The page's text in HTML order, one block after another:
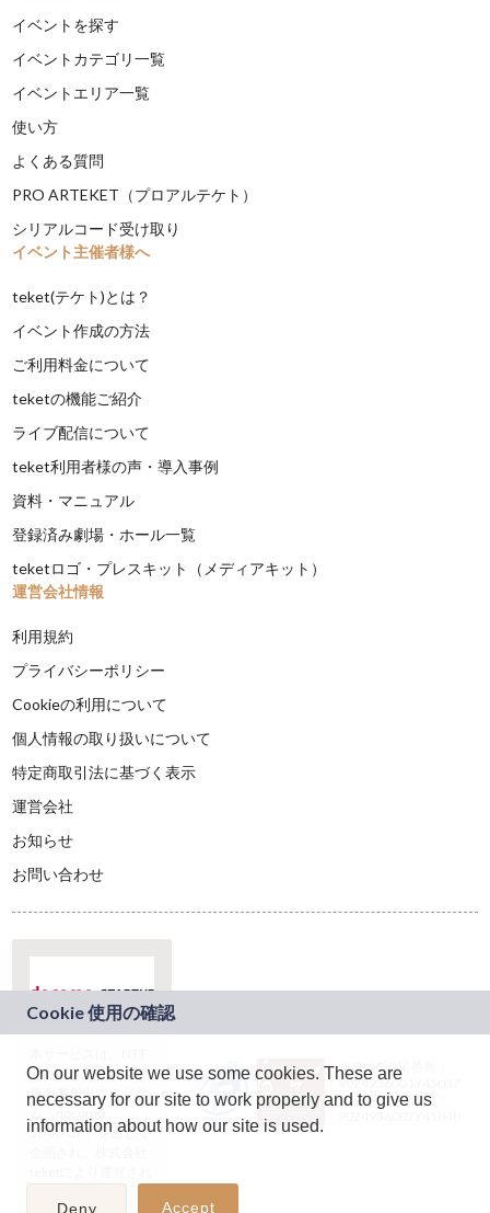
イベントを探す
イベントカテゴリ一覧
イベントエリア一覧
使い方
よくある質問
PRO ARTEKET（プロアルテケト）
シリアルコード受け取り
イベント主催者様へ
teket(テケト)とは？
イベント作成の方法
ご利用料金について
teketの機能ご紹介
ライブ配信について
teket利用者様の声・導入事例
資料・マニュアル
登録済み劇場・ホール一覧
teketロゴ・プレスキット（メディアキット）
運営会社情報
利用規約
プライバシーポリシー
Cookieの利用について
個人情報の取り扱いについて
特定商取引法に基づく表示
運営会社
お知らせ
お問い合わせ
ドコモグループの新
規事業創出プログラ
ム「docomo
STARTUP」を通じて
JASRAC許諾番号：
9024936001Y45037
JASRAC許諾番号：
On our website we use some cookies. These are
necessary for our site to work properly and to give us
information about how our site is used.
Deny Accept